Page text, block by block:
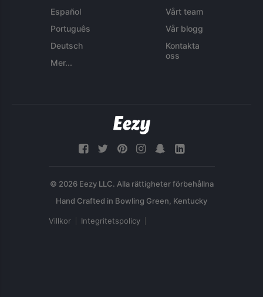
Español
Português
Deutsch
Mer...
Vårt team
Vår blogg
Kontakta
oss
© 2026 Eezy LLC. Alla rättigheter förbehållna
Villkor Integritetspolicy